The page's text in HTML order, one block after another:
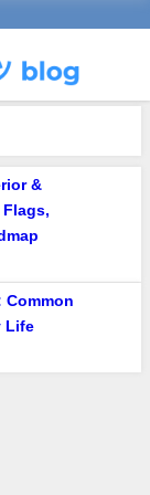
&
Flags,
Common
Life